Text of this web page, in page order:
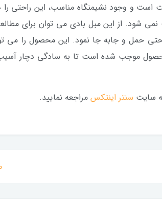
است و وجود نشیمنگاه مناسب، این راحتی
شود. از این مبل بادی می توان برای
حمل و جابه جا نمود. این محصول را می
محصول موجب شده است تا به سادگی دچار
سایت سنتر اینتکس مراجعه نمایید.